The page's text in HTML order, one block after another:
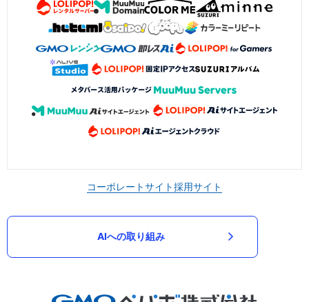
コーポレートサイト採用サイト
AIへの取り組み